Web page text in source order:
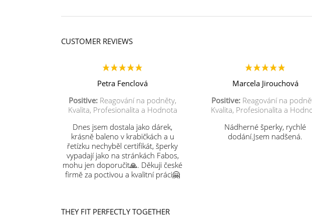
CUSTOMER REVIEWS
Petra Fenclová
Positive: Reagování na podněty,
Kvalita, Profesionalita a Hodnota
Dnes jsem dostala jako dárek,
krásně baleno v krabičkách a u
řetízku nechyběl certifikát, šperky
vypadají jako na stránkách Fabos,
mohu jen doporučit🙏. Děkuji české
firmě za poctivou a kvalitní práci🤗
Marcela Jirouchová
Positive: Reagování na
Kvalita, Profesionalita a
Nádherné šperky, rychlé
dodání.Jsem nadšená.
THEY FIT PERFECTLY TOGETHER